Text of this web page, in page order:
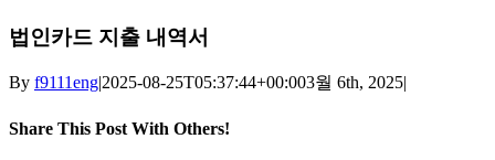
법인카드 지출 내역서
By f9111eng|2025-08-25T05:37:44+00:003월 6th, 2025|
Share This Post With Others!